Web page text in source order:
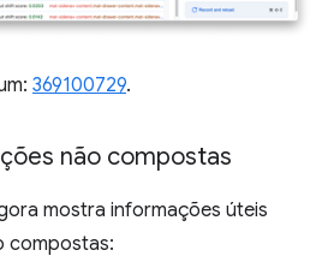
369100729.
não compostas
mostra informações úteis
compostas: